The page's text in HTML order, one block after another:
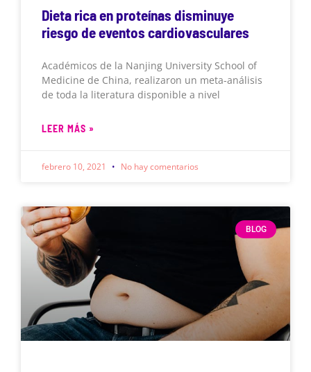
Dieta rica en proteínas disminuye
riesgo de eventos cardiovasculares
Académicos de la Nanjing University School of
Medicine de China, realizaron un meta-análisis
de toda la literatura disponible a nivel
LEER MÁS »
febrero 10, 2021 No hay comentarios
BLOG